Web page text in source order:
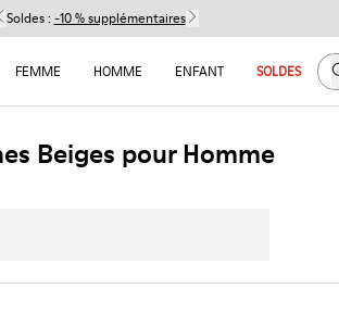
Soldes : -10 % supplémentaires
FEMME HOMME ENFANT SOLDES
Beiges pour Homme